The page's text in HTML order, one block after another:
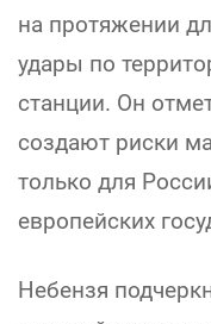
на протяжении
удары по
станции. Он
создают риски
только для
европейских
Небензя